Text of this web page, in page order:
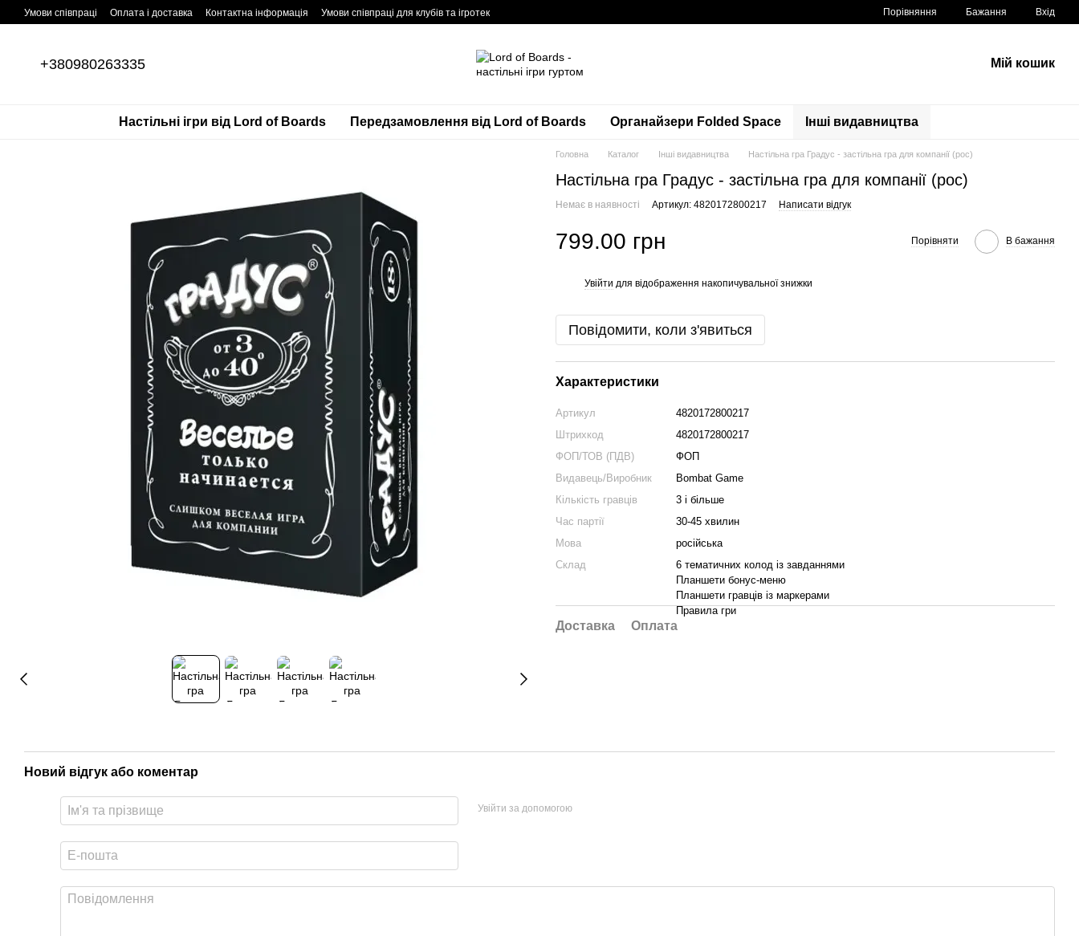
Перейти до основного контенту
Умови співпраці Оплата і доставка Контактна інформація Умови співпраці для клубів та ігротек Порівняння Бажання Вхід
+380980263335 Мій кошик
Настільні ігри від Lord of Boards Передзамовлення від Lord of Boards Органайзери Folded Space Інші видавництва
Головна Каталог Інші видавництва Настільна гра Градус - застільна гра для компанії (рос)
Настільна гра Градус - застільна гра для компанії (рос)
Немає в наявності Артикул: 4820172800217 Написати відгук
799.00 грн Порівняти В бажання
Увійти для відображення накопичувальної знижки
Повідомити, коли з'явиться
Характеристики
Артикул
4820172800217
Штрихкод
4820172800217
ФОП/ТОВ (ПДВ)
ФОП
Видавець/Виробник
Bombat Game
Кількість гравців
3 і більше
Час партії
30-45 хвилин
Мова
російська
Склад
6 тематичних колод із завданнями
Планшети бонус-меню
Планшети гравців із маркерами
Правила гри
Доставка Оплата
Новий відгук або коментар
Увійти за допомогою